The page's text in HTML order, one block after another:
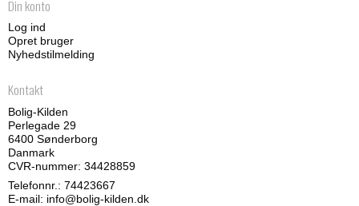
Din konto
Log ind
Opret bruger
Nyhedstilmelding
Kontakt
Bolig-Kilden
Perlegade 29
6400 Sønderborg
Danmark
CVR-nummer: 34428859
Telefonnr.: 74423667
E-mail: info@bolig-kilden.dk